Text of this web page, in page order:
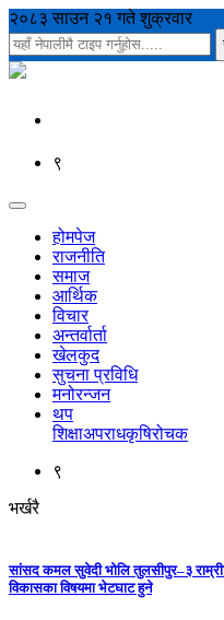
२०८३ साउन २१ गते शुक्रवार
९
होमपेज
राजनीति
समाज
आर्थिक
विचार
अन्तर्वार्ता
खेलकुद
सुचना प्रविधि
मनोरन्जन
थप
शिक्षाअपराधकृषिरोचक
९
भर्खरै
सांसद कमल सुवेदी भोलि तुलसीपुर–३
विकासका विषयमा भेटघाट हुने